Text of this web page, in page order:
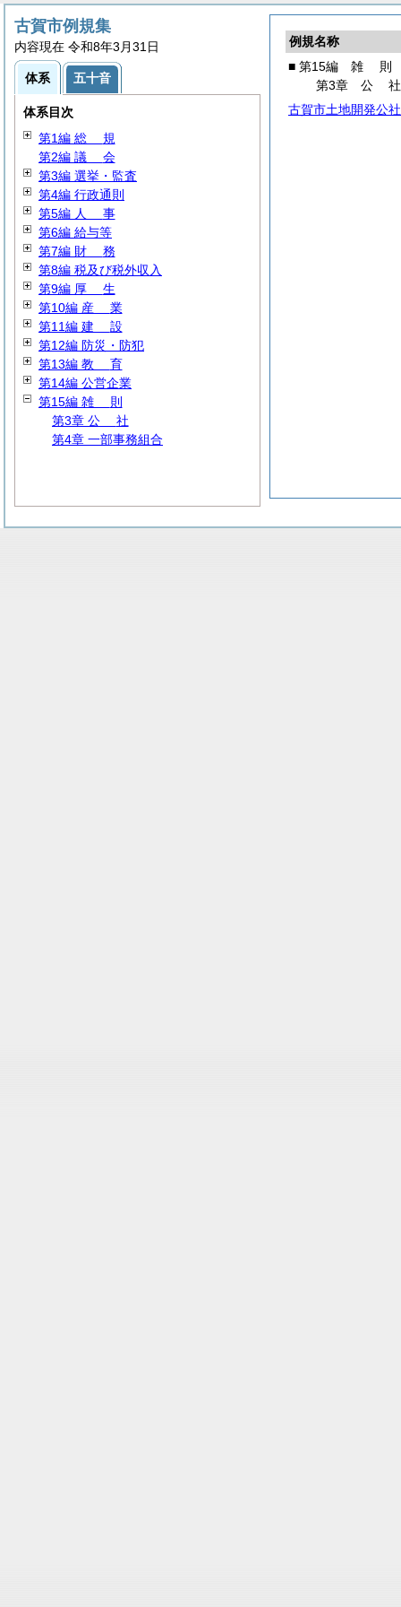
例規名称
■ 第15編 雑 則
第3章 公社
古賀市土地開発公
古賀市例規集
内容現在 令和8年3月31日
体系 五十音
体系目次
第1編 総 規
第2編 議 会
第3編 選挙・監査
第4編 行政通則
第5編 人 事
第6編 給与等
第7編 財 務
第8編 税及び税外収入
第9編 厚 生
第10編 産 業
第11編 建 設
第12編 防災・防犯
第13編 教 育
第14編 公営企業
第15編 雑 則
第3章 公 社
第4章 一部事務組合